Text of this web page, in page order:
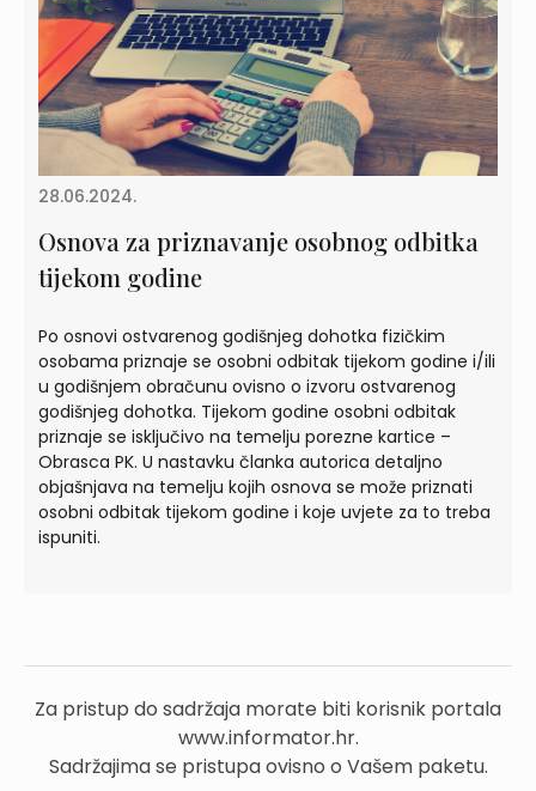
28.06.2024.
Osnova za priznavanje osobnog odbitka
tijekom godine
Po osnovi ostvarenog godišnjeg dohotka fizičkim
osobama priznaje se osobni odbitak tijekom godine i/ili
u godišnjem obračunu ovisno o izvoru ostvarenog
godišnjeg dohotka. Tijekom godine osobni odbitak
priznaje se isključivo na temelju porezne kartice –
Obrasca PK. U nastavku članka autorica detaljno
objašnjava na temelju kojih osnova se može priznati
osobni odbitak tijekom godine i koje uvjete za to treba
ispuniti.
Za pristup do sadržaja morate biti korisnik portala
www.informator.hr.
Sadržajima se pristupa ovisno o Vašem paketu.